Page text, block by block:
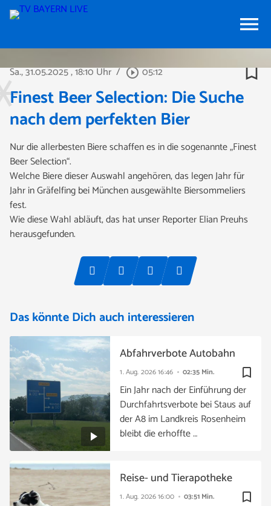
menu
Sa., 31.05.2025, 18:10 Uhr / play_circle_outline05:12 bookmark_border
Finest Beer Selection: Die Suche
nach dem perfekten Bier
Nur die allerbesten Biere schaffen es in die sogenannte „Finest
Beer Selection“.
Welche Biere dieser Auswahl angehören, das legen Jahr für
Jahr in Gräfelfing bei München ausgewählte Biersommeliers
fest.
Wie diese Wahl abläuft, das hat unser Reporter Elian Preuhs
herausgefunden.
Das könnte Dich auch interessieren
bookmark_border
1. Aug. 202616:46 02:35 Min.
Abfahrverbote Autobahn
Ein Jahr nach der Einführung der
Durchfahrtsverbote bei Staus auf
der A8 im Landkreis Rosenheim
bleibt die erhoffte …
bookmark_border
1. Aug. 202616:00 03:51 Min.
Reise- und Tierapotheke